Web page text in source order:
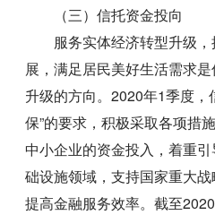
（三）信托资金投向
服务实体经济转型升级
展，满足居民美好生活需求
升级的方向。2020年1季度，
保”的要求，积极采取各项措
中小企业的资金投入，着重
础设施领域，支持国家重大
提高金融服务效率。截至